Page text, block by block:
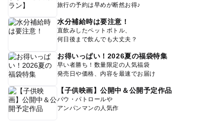
旅行の予約は早めが断然お得♪
水分補給時は要注意！
直飲みしたペットボトル、
何日後まで飲んでも大丈夫？
お得いっぱい！2026夏の福袋特集
早い者勝ち！数量限定の人気福袋
発売日や価格、内容を最速でお届け
【子供映画】公開中＆公開予定作品
パウ・パトロールや
アンパンマンの人気作